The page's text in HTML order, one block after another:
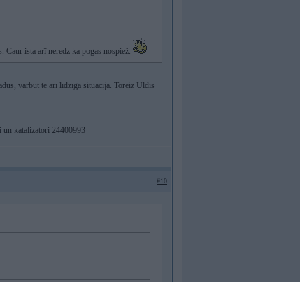
Caur ista arī neredz ka pogas nospiež.
varbūt te arī līdzīga situācija. Toreiz Uldis
un katalizatori 24400993
#10